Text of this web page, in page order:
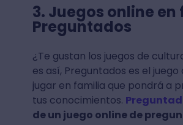
3. Juegos online
Preguntados
¿Te gustan los juegos de
es así, Preguntados es el
jugar en familia que pondrá a
tus conocimientos.
de un juego online de